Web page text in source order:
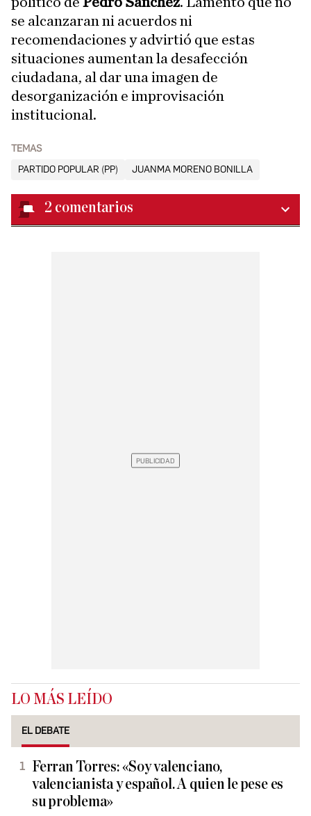
se alcanzaran ni acuerdos ni
recomendaciones y advirtió que estas
situaciones aumentan la desafección
ciudadana, al dar una imagen de
desorganización e improvisación
institucional.
TEMAS
PARTIDO POPULAR (PP)
JUANMA MORENO BONILLA
2 comentarios
LO MÁS LEÍDO
EL DEBATE
Ferran Torres: «Soy valenciano,
valencianista y español. A quien le pese es
su problema»